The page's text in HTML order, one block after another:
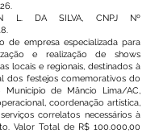
L. DA SILVA, CNPJ Nº
de empresa especializada para
e realização de shows
locais e regionais, destinados à
dos festejos comemorativos do
Município de Mâncio Lima/AC,
coordenação artística,
correlatos necessários à
Valor Total de R$ 100.000,00